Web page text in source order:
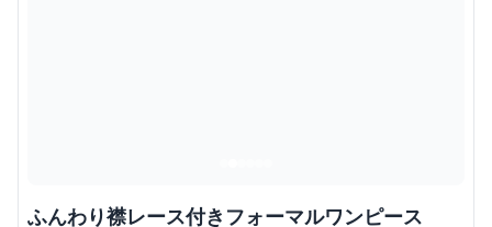
ふんわり襟レース付きフォーマルワンピース